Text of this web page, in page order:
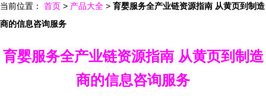
当前位置： 首页 > 产品大全 > 育婴服务全产业链资源指南 从黄页到制造
商的信息咨询服务
育婴服务全产业链资源指南 从黄页到制造
商的信息咨询服务